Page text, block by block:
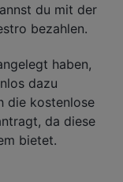
du mit der
bezahlen.
haben,
dazu
die kostenlose
da diese
bietet.